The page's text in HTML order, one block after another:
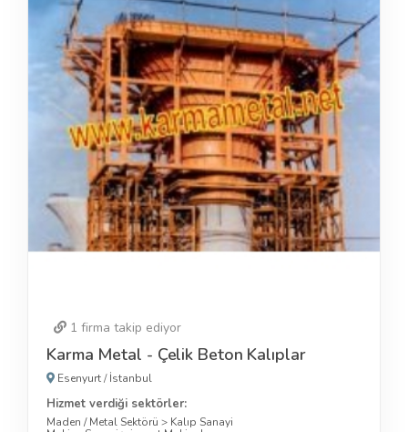
1 firma takip ediyor
Karma Metal - Çelik Beton Kalıplar
Esenyurt/İstanbul
Hizmet verdiği sektörler:
Maden / Metal Sektörü > Kalıp Sanayi